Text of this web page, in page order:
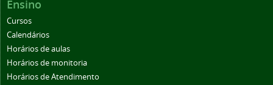
Ensino
Cursos
Calendários
Horários de aulas
Horários de monitoria
Horários de Atendimento